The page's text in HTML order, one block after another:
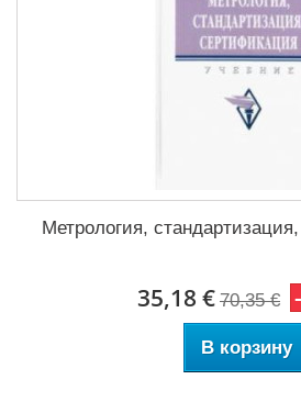
Метрология,
35,18 € 70,35 €
В корзину